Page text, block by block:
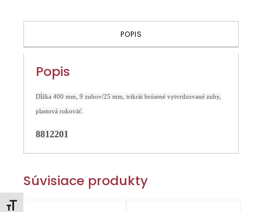
Zmeniť veľkosť písma
POPIS
Popis
Dĺžka 400 mm, 9 zubov/25 mm, trikrát brúsené vytvrdzované zuby,
plastová rukoväť.
8812201
Súvisiace produkty